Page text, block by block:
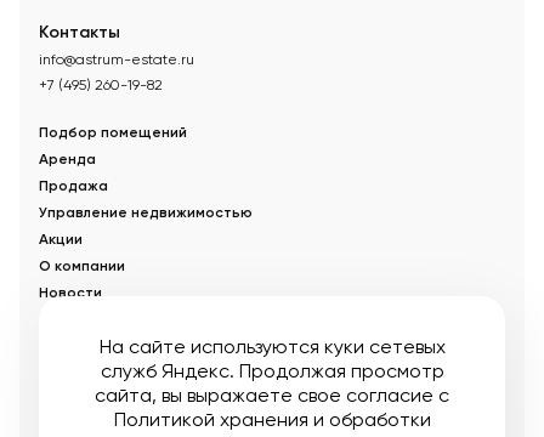
Контакты
info@astrum-estate.ru
+7 (495) 260-19-82
Подбор помещений
Аренда
Продажа
Управление недвижимостью
Акции
О компании
Новости
© Управляющая компания «Аструм Недвижимость». 2026
Опубликованная на сайте информация носит информационный
характер и не является публичной офертой
На сайте используются куки сетевых
служб Яндекс. Продолжая просмотр
сайта, вы выражаете свое согласие с
Политикой хранения и обработки